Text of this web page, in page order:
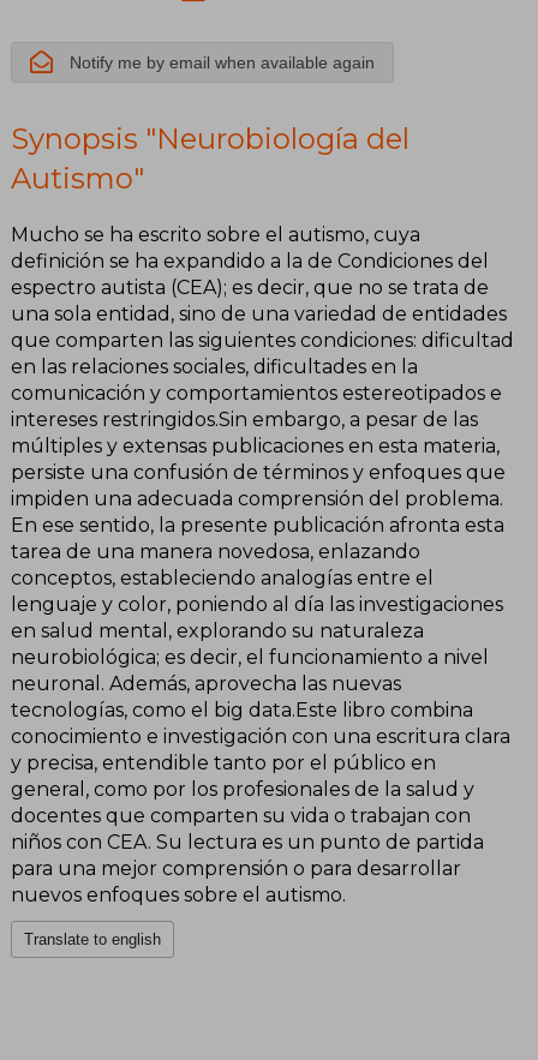
Notify me by email when available again
Synopsis "Neurobiología del
Autismo"
Mucho se ha escrito sobre el autismo, cuya
definición se ha expandido a la de Condiciones del
espectro autista (CEA); es decir, que no se trata de
una sola entidad, sino de una variedad de entidades
que comparten las siguientes condiciones: dificultad
en las relaciones sociales, dificultades en la
comunicación y comportamientos estereotipados e
intereses restringidos.Sin embargo, a pesar de las
múltiples y extensas publicaciones en esta materia,
persiste una confusión de términos y enfoques que
impiden una adecuada comprensión del problema.
En ese sentido, la presente publicación afronta esta
tarea de una manera novedosa, enlazando
conceptos, estableciendo analogías entre el
lenguaje y color, poniendo al día las investigaciones
en salud mental, explorando su naturaleza
neurobiológica; es decir, el funcionamiento a nivel
neuronal. Además, aprovecha las nuevas
tecnologías, como el big data.Este libro combina
conocimiento e investigación con una escritura clara
y precisa, entendible tanto por el público en
general, como por los profesionales de la salud y
docentes que comparten su vida o trabajan con
niños con CEA. Su lectura es un punto de partida
para una mejor comprensión o para desarrollar
nuevos enfoques sobre el autismo.
Translate to english